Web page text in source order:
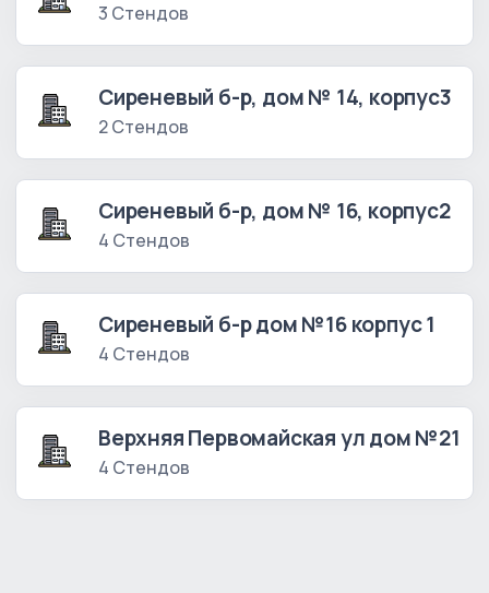
3 Стендов
Сиреневый б-р, дом № 14, корпус3
2 Стендов
Сиреневый б-р, дом № 16, корпус2
4 Стендов
Сиреневый б-р дом №16 корпус 1
4 Стендов
Верхняя Первомайская ул дом №21
4 Стендов